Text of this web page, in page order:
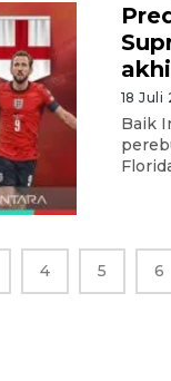
18 Juli
Baik
4 5 6